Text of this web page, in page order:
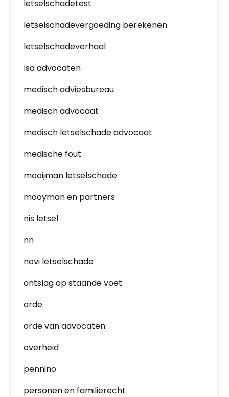
letselschadetest
letselschadevergoeding berekenen
letselschadeverhaal
lsa advocaten
medisch adviesbureau
medisch advocaat
medisch letselschade advocaat
medische fout
mooijman letselschade
mooyman en partners
nis letsel
nn
novi letselschade
ontslag op staande voet
orde
orde van advocaten
overheid
pennino
personen en familierecht